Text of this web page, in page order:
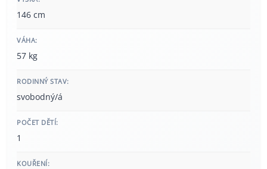
146 cm
VÁHA:
57 kg
RODINNÝ STAV:
svobodný/á
POČET DĚTÍ:
1
KOUŘENÍ: